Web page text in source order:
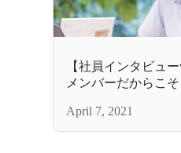
【社員インタビュ
メンバーだからこ
April 7, 2021